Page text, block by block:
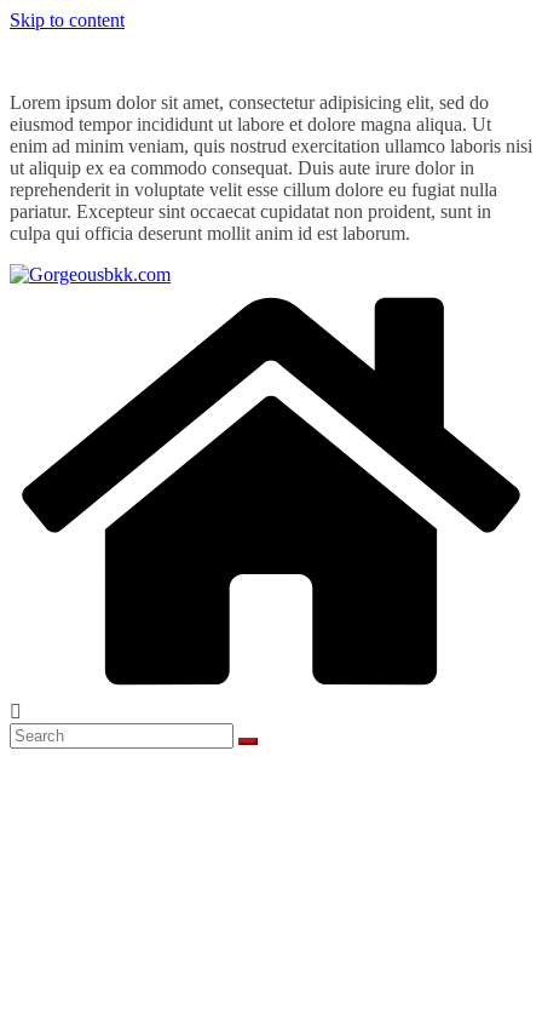
Skip to content
Lorem ipsum dolor sit amet, consectetur adipisicing elit, sed do
eiusmod tempor incididunt ut labore et dolore magna aliqua. Ut
enim ad minim veniam, quis nostrud exercitation ullamco laboris nisi
ut aliquip ex ea commodo consequat. Duis aute irure dolor in
reprehenderit in voluptate velit esse cillum dolore eu fugiat nulla
pariatur. Excepteur sint occaecat cupidatat non proident, sunt in
culpa qui officia deserunt mollit anim id est laborum.